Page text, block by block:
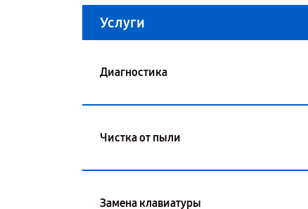
Услуги
Диагностика
Чистка от пыли
Замена клавиатуры